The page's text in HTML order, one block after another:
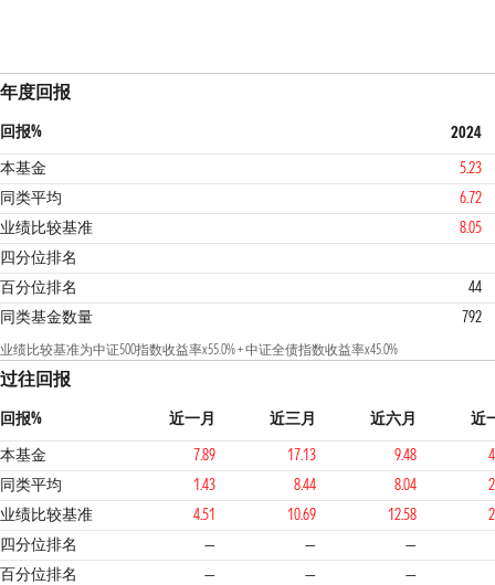
年度回报
回报%
2024
本基金
5.23
同类平均
6.72
业绩比较基准
8.05
四分位排名
2 1
百分位排名
44
同类基金数量
792
业绩比较基准为中证500指数收益率x55.0% + 中证全债指数收益率x45.0%
过往回报
回报% 近一月 近三月 近六月
近
本基金
7.89 17.13 9.48
同类平均
1.43 8.44 8.04
业绩比较基准
4.51 10.69 12.58
四分位排名
— — —
2
百分位排名 — —
—